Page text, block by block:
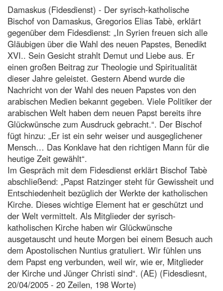
Damaskus (Fidesdienst) - Der syrisch-katholische
Bischof von Damaskus, Gregorios Elias Tabè, erklärt
gegenüber dem Fidesdienst: „In Syrien freuen sich alle
Gläubigen über die Wahl des neuen Papstes, Benedikt
XVI.. Sein Gesicht strahlt Demut und Liebe aus. Er
einen großen Beitrag zur Theologie und Spiritualität
dieser Jahre geleistet. Gestern Abend wurde die
Nachricht von der Wahl des neuen Papstes von den
arabischen Medien bekannt gegeben. Viele Politiker der
arabischen Welt haben dem neuen Papst bereits ihre
Glückwünsche zum Ausdruck gebracht.“. Der Bischof
fügt hinzu: „Er ist ein sehr weiser und ausgeglichener
Mensch… Das Konklave hat den richtigen Mann für die
heutige Zeit gewählt“.
Im Gespräch mit dem Fidesdienst erklärt Bischof Tabè
abschließend: „Papst Ratzinger steht für Gewissheit und
Entschiedenheit bezüglich der Werkte der katholischen
Kirche. Dieses wichtige Element hat er geschützt und
der Welt vermittelt. Als Mitglieder der syrisch-
katholischen Kirche haben wir Glückwünsche
ausgetauscht und heute Morgen bei einem Besuch auch
dem Apostolischen Nuntius gratuliert. Wir fühlen uns
dem Papst eng verbunden, weil wir, wie er, Mitglieder
der Kirche und Jünger Christi sind“. (AE) (Fidesdiesnt,
20/04/2005 - 20 Zeilen, 198 Worte)